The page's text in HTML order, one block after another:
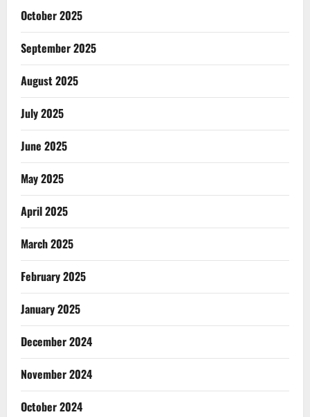
October 2025
September 2025
August 2025
July 2025
June 2025
May 2025
April 2025
March 2025
February 2025
January 2025
December 2024
November 2024
October 2024